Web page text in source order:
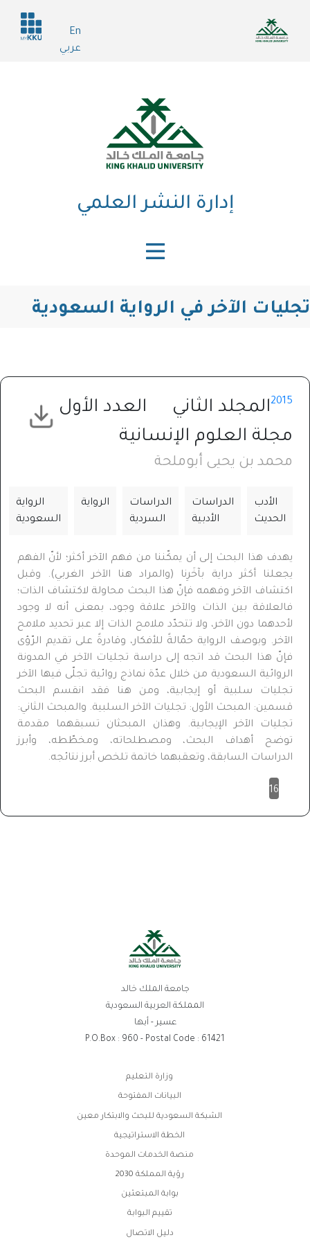
المحتوى
En
عربي
Header
services
إدارة النشر العلمي
تجليات الآخر في الرواية السعودية
2015المجلد الثاني
العدد الأول
مجلة العلوم الإنسانية
محمد بن يحيى أبوملحة
الأدب
الحديث
الدراسات
الأدبية
الدراسات
السردية
الرواية
الرواية
السعودية
يهدف هذا البحث إلى أن يمكّننا من فهم الآخر أكثر؛ لأنّ الفهم
يجعلنا أكثر دراية بآخَرِنا (والمراد هنا الآخر الغربي). وقبل
اكتشاف الآخر وفهمه فإنّ هذا البحث محاولة لاكتشاف الذات؛
فالعلاقة بين الذات والآخر علاقة وجود، بمعنى أنه لا وجود
لأحدهما دون الآخر، ولا تتحدّد ملامح الذات إلا عبر تحديد ملامح
الآخر. وبوصف الرواية حمّالةً للأفكار، وقادرةً على تقديم الرّؤى
فإنّ هذا البحث قد اتجه إلى دراسة تجليات الآخر في المدونة
الروائية السعودية من خلال عدّة نماذج روائية تجلّى فيها الآخر
تجليات سلبية أو إيجابية، ومن هنا فقد انقسم البحث
قسمين: المبحث الأول: تجليات الآخر السلبية. والمبحث الثاني:
تجليات الآخر الإيجابية. وهذان المبحثان تسبقهما مقدمة
توضح أهداف البحث، ومصطلحاته، ومخطّطه، وأبرز
الدراسات السابقة، وتعقبهما خاتمة تلخص أبرز نتائجه.
16
جامعة الملك خالد
المملكة العربية السعودية
عسير - أبها
P.O.Box : 960 - Postal Code : 61421
وزارة التعليم
البيانات المفتوحة
الشبكة السعودية للبحث والابتكار معين
الخطة الاستراتيجية
منصة الخدمات الموحدة
رؤية المملكة 2030
بوابة المبتعثين
تقييم البوابة
دليل الاتصال